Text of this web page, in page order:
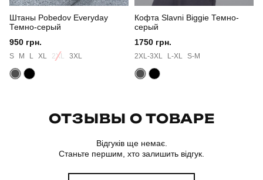
Штаны Pobedov Everyday
Темно-серый
950 грн.
S M L XL 2XL 3XL
Кофта Slavni Biggie Темно-
серый
1750 грн.
2XL-3XL L-XL S-M
ОТЗЫВЫ О ТОВАРЕ
Відгуків ще немає.
Станьте першим, хто залишить відгук.